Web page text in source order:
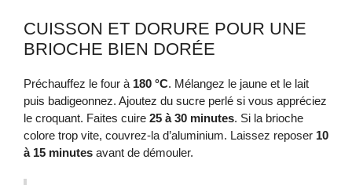
CUISSON ET DORURE POUR UNE
BRIOCHE BIEN DORÉE
Préchauffez le four à 180 °C. Mélangez le jaune et le lait
puis badigeonnez. Ajoutez du sucre perlé si vous appréciez
le croquant. Faites cuire 25 à 30 minutes. Si la brioche
colore trop vite, couvrez-la d’aluminium. Laissez reposer 10
à 15 minutes avant de démouler.